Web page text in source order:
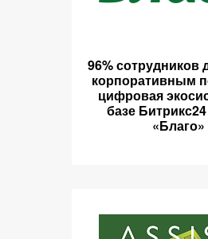
96% сотрудников
корпоративным
цифровая
базе
«Благо»